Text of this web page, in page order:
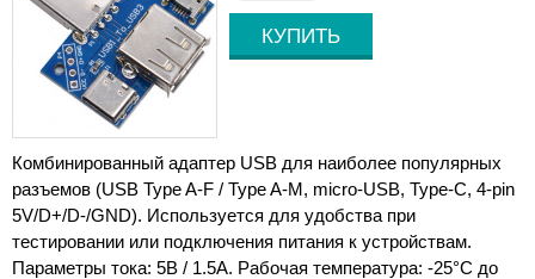
Комбинированный адаптер USB для наиболее популярных
разъемов (USB Type A-F / Type A-M, micro-USB, Type-C, 4-pin
5V/D+/D-/GND). Используется для удобства при
тестировании или подключения питания к устройствам.
Параметры тока: 5В / 1.5А. Рабочая температура: -25°C до